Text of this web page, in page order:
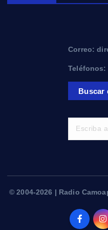
Correo:
Teléfonos:
Buscar
© 2004-2026 | Radio